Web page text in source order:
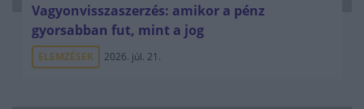
Vagyonvisszaszerzés: amikor a pénz
gyorsabban fut, mint a jog
ELEMZÉSEK 2026. júl. 21.